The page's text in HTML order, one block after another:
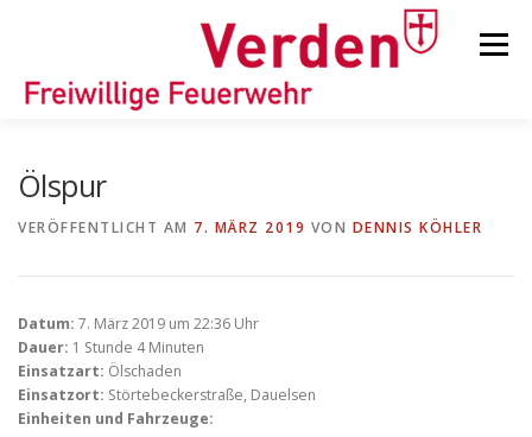
Menü
KINDER-/JUGENDFEUERWEHR
Ölspur
VERÖFFENTLICHT AM 7. MÄRZ 2019 VON DENNIS KÖHLER
Datum: 7. März 2019 um 22:36 Uhr
Dauer: 1 Stunde 4 Minuten
Einsatzart: Ölschaden
Einsatzort: Störtebeckerstraße, Dauelsen
Einheiten und Fahrzeuge: